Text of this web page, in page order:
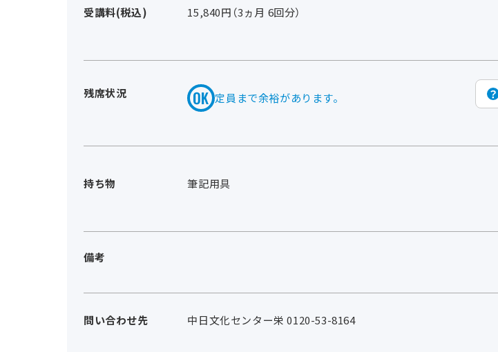
受講料(税込) 15,840円（3ヵ月 6回分）
残席状況 定員まで余裕があります。
持ち物 筆記用具
備考
問い合わせ先 中日文化センター栄 0120-53-8164